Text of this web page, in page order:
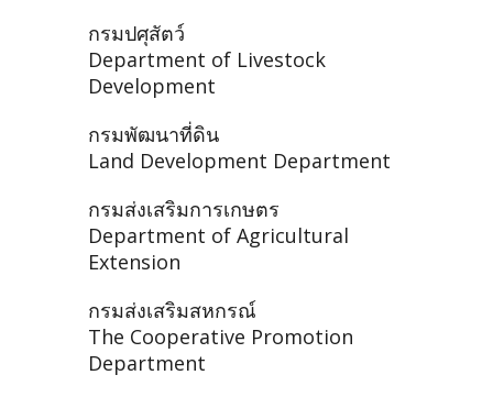
กรมปศุสัตว์
Department of Livestock
Development
กรมพัฒนาที่ดิน
Land Development Department
กรมส่งเสริมการเกษตร
Department of Agricultural
Extension
กรมส่งเสริมสหกรณ์
The Cooperative Promotion
Department